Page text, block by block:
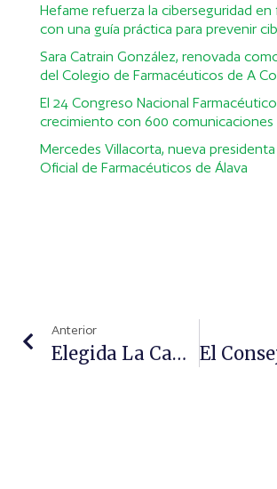
Hefame refuerza la ciberseguridad en
con una guía práctica para prevenir
Sara Catrain González, renovada
del Colegio de Farmacéuticos de A
El 24 Congreso Nacional
crecimiento con 600 comunicaciones
Mercedes Villacorta, nueva
Oficial de Farmacéuticos de Álava
Anterior
Elegida La Candidatura De Jesús Aguilar Para Liderar El Consejo General Durante Los Próximos Años